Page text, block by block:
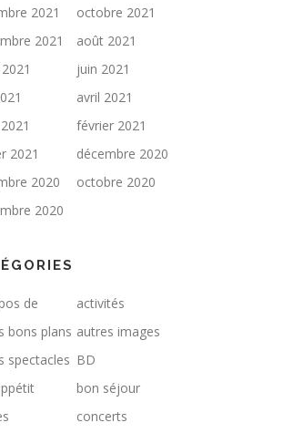
2021
octobre 2021
2021
août 2021
juin 2021
avril 2021
février 2021
2021
décembre 2020
2020
octobre 2020
2020
de
activités
bons plans autres images
spectacles BD
bon séjour
concerts